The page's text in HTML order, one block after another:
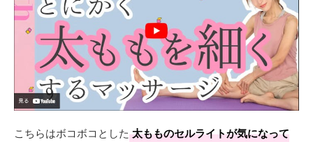
こちらはボコボコとした 太もものセルライトが気になって